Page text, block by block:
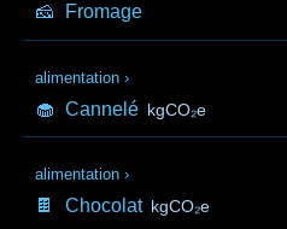
🧀 Fromage
alimentation ›
🧁 Cannelé kgCO₂e
alimentation ›
🍫 Chocolat kgCO₂e